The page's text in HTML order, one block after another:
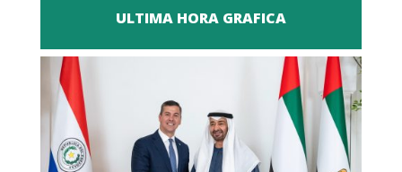
ULTIMA HORA GRAFICA